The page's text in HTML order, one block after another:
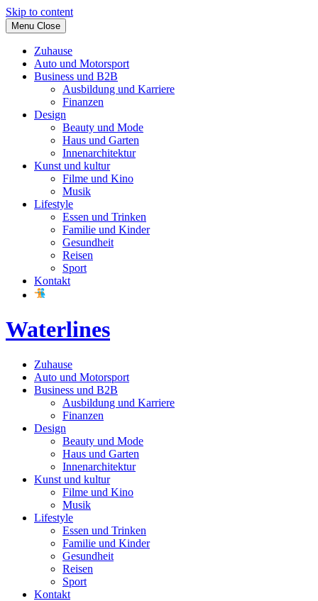
Skip to content
Menu Close
Zuhause
Auto und Motorsport
Business und B2B
Ausbildung und Karriere
Finanzen
Design
Beauty und Mode
Haus und Garten
Innenarchitektur
Kunst und kultur
Filme und Kino
Musik
Lifestyle
Essen und Trinken
Familie und Kinder
Gesundheit
Reisen
Sport
Kontakt
Waterlines
Zuhause
Auto und Motorsport
Business und B2B
Ausbildung und Karriere
Finanzen
Design
Beauty und Mode
Haus und Garten
Innenarchitektur
Kunst und kultur
Filme und Kino
Musik
Lifestyle
Essen und Trinken
Familie und Kinder
Gesundheit
Reisen
Sport
Kontakt